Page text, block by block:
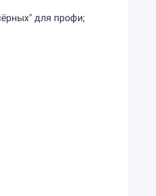
для профи;